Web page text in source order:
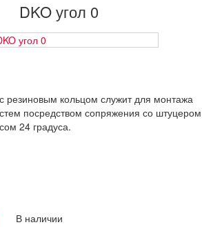
DKO угол 0
резиновым кольцом служит для монтажа
посредством сопряжения со штуцером
24 градуса.
В наличии